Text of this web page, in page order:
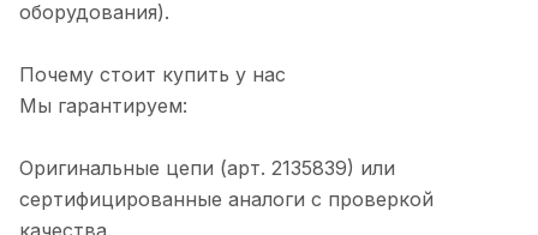
оборудования).
Почему стоит купить у нас
Мы гарантируем:
Оригинальные цепи (арт. 2135839) или
сертифицированные аналоги с проверкой